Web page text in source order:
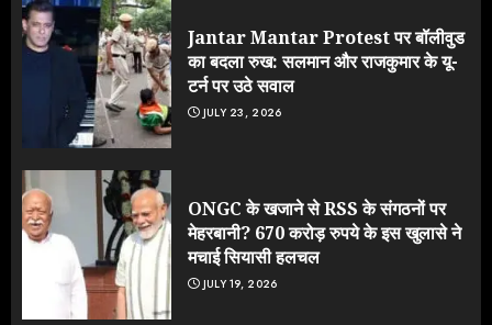
Jantar Mantar Protest पर बॉलीवुड
का बदला रुख: सलमान और राजकुमार के यू-
टर्न पर उठे सवाल
JULY 23, 2026
ONGC के खजाने से RSS के संगठनों पर
मेहरबानी? 670 करोड़ रुपये के इस खुलासे ने
मचाई सियासी हलचल
JULY 19, 2026